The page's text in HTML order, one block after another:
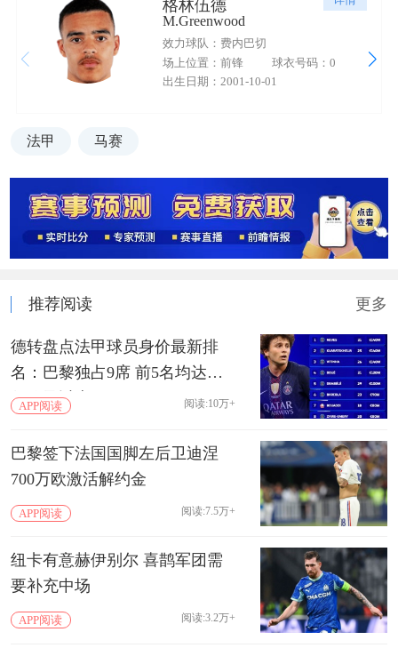
格林伍德
M.Greenwood
效力球队：费内巴切
场上位置：前锋
球衣号码：0
出生日期：2001-10-01
法甲 马赛
推荐阅读 更多
德转盘点法甲球员身价最新排
名：巴黎独占9席 前5名均达到1
亿欧及以上
APP阅读 阅读:10万+
巴黎签下法国国脚左后卫迪涅
700万欧激活解约金
APP阅读 阅读:7.5万+
纽卡有意赫伊别尔 喜鹊军团需
要补充中场
APP阅读 阅读:3.2万+